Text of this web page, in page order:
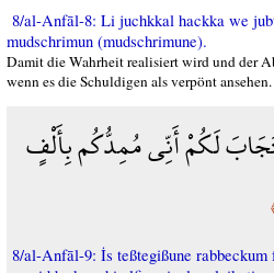
8/al-Anfāl-8: Li juchkkal hackka we
mudschrimun (mudschrimune).
Damit die Wahrheit realisiert wird und der
wenn es die Schuldigen als verpönt
لَكُمْ أَنِّي مُمِدُّكُم بِأَلْفٍ
8/al-Anfāl-9: İs teßtegißune rabbeckum